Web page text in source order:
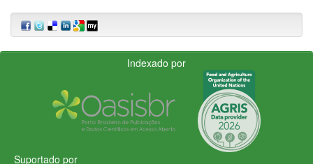
Indexado por
Suportado por